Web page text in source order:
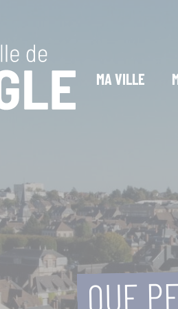
MA VILLE
QUE